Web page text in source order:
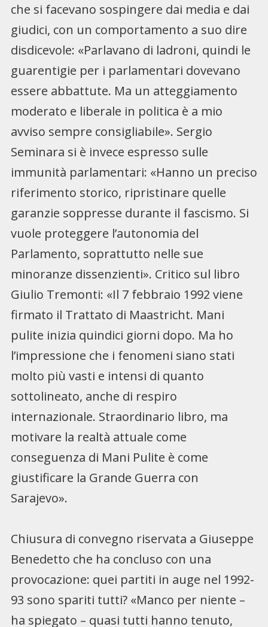
che si facevano sospingere dai media e dai
giudici, con un comportamento a suo dire
disdicevole: «Parlavano di ladroni, quindi le
guarentigie per i parlamentari dovevano
essere abbattute. Ma un atteggiamento
moderato e liberale in politica è a mio
avviso sempre consigliabile». Sergio
Seminara si è invece espresso sulle
immunità parlamentari: «Hanno un preciso
riferimento storico, ripristinare quelle
garanzie soppresse durante il fascismo. Si
vuole proteggere l’autonomia del
Parlamento, soprattutto nelle sue
minoranze dissenzienti». Critico sul libro
Giulio Tremonti: «Il 7 febbraio 1992 viene
firmato il Trattato di Maastricht. Mani
pulite inizia quindici giorni dopo. Ma ho
l’impressione che i fenomeni siano stati
molto più vasti e intensi di quanto
sottolineato, anche di respiro
internazionale. Straordinario libro, ma
motivare la realtà attuale come
conseguenza di Mani Pulite è come
giustificare la Grande Guerra con
Sarajevo».
Chiusura di convegno riservata a Giuseppe
Benedetto che ha concluso con una
provocazione: quei partiti in auge nel 1992-
93 sono spariti tutti? «Manco per niente –
ha spiegato – quasi tutti hanno tenuto,